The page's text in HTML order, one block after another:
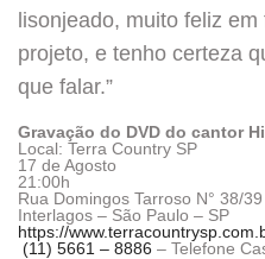
lisonjeado, muito feliz
projeto, e tenho certeza
que falar.”
Gravação do DVD do cantor
Local: Terra Country SP
17 de Agosto
21:00h
Rua Domingos Tarroso N° 38/39
Interlagos – São Paulo – SP
https://
(11) 5661 – 8886 – Telefone